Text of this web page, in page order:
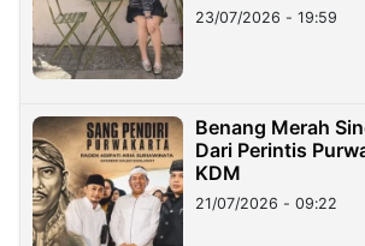
23/07/2026 - 19:59
Benang Merah
Dari Perintis
KDM
21/07/2026 - 09:22